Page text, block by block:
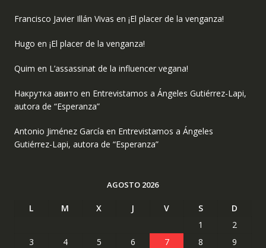
Francisco Javier Illán Vivas en ¡El placer de la venganza!
Hugo en ¡El placer de la venganza!
Quim en L’assassinat de la influencer vegana!
Накрутка авито en Entrevistamos a Ángeles Gutiérrez-Lapi,
autora de “Esperanza”
Antonio Jiménez García en Entrevistamos a Ángeles
Gutiérrez-Lapi, autora de “Esperanza”
AGOSTO 2026
L M X J V S
D
1
2
3
4 5 6 7 8
9